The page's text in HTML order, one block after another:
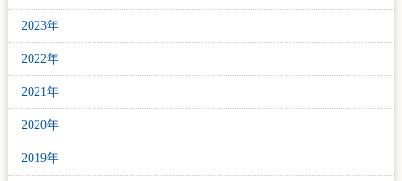
2023年
2022年
2021年
2020年
2019年